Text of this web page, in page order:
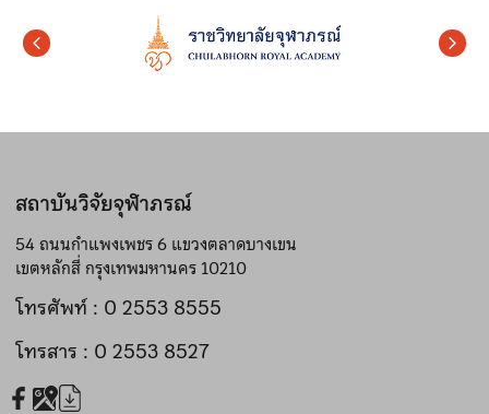
สถาบันวิจัยจุฬาภรณ์
54 ถนนกำแพงเพชร 6 แขวงตลาดบางเขน
เขตหลักสี่ กรุงเทพมหานคร 10210
โทรศัพท์ : 0 2553 8555
โทรสาร : 0 2553 8527